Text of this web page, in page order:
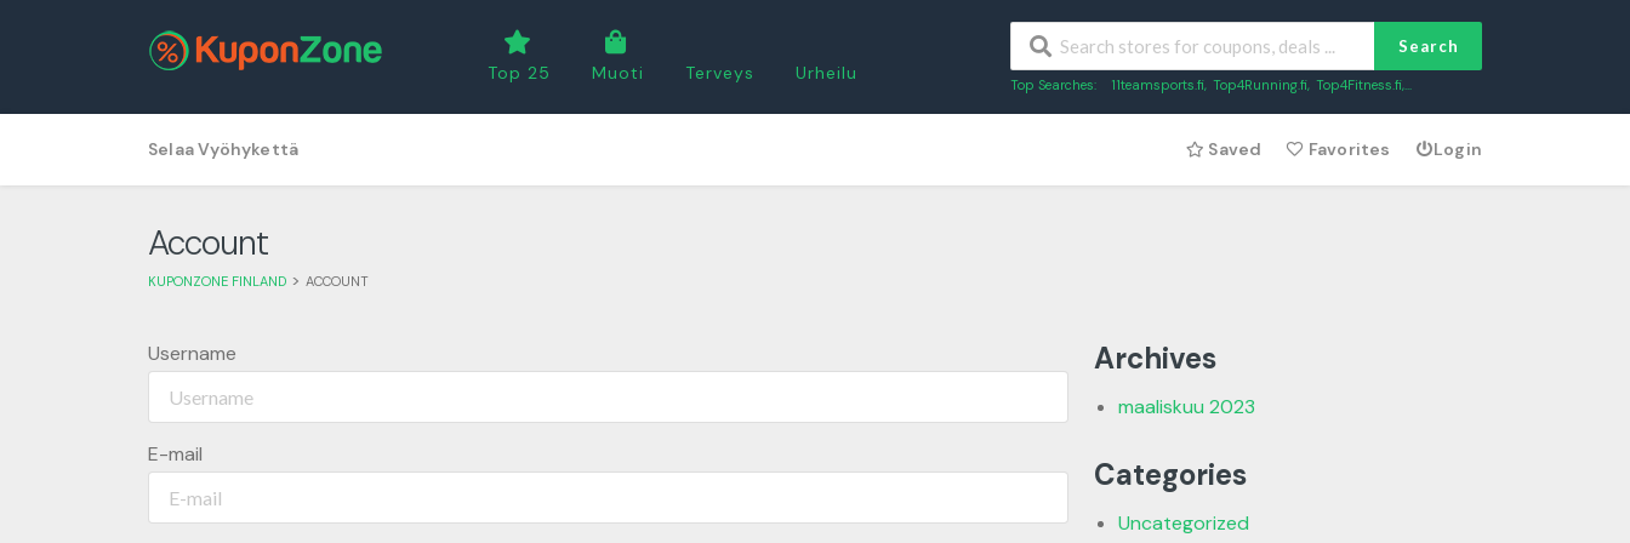
Top 25 Muoti Terveys Urheilu
Search
Top Searches: 11teamsports.fi, Top4Running.fi, Top4Fitness.fi,...
to
content
Selaa Vyöhykettä Saved Favorites Login
Account
KUPONZONE FINLAND > ACCOUNT
Username
E-mail
Archives
maaliskuu 2023
Categories
Uncategorized